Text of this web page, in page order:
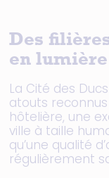
Des
en lumière
La Cité des
atouts
hôtelière, une
ville à taille
qu’une qualité
régulièrement